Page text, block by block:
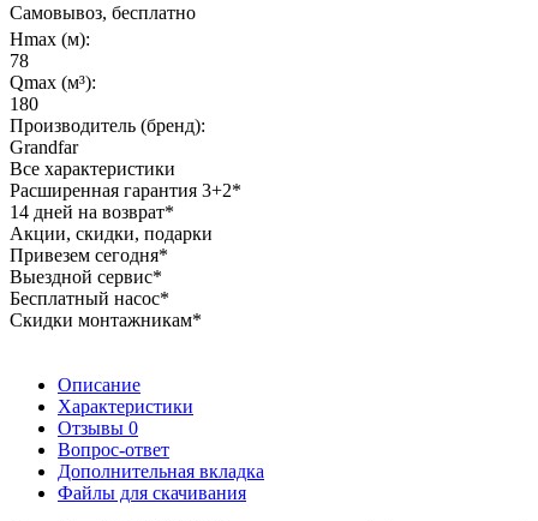
Самовывоз, бесплатно
Hmax (м):
78
Qmax (м³):
180
Производитель (бренд):
Grandfar
Все характеристики
Расширенная гарантия 3+2*
14 дней на возврат*
Акции, скидки, подарки
Привезем сегодня*
Выездной сервис*
Бесплатный насос*
Скидки монтажникам*
Описание
Характеристики
Отзывы 0
Вопрос-ответ
Дополнительная вкладка
Файлы для скачивания